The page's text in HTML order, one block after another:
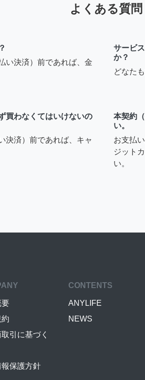
よくある質問
い決済）前であれば、金
サービ
か？
どなた
買わなくてはいけないの
決済）前であれば、キャ
本契約
い。
お支払
ジット
い。
要
引に基づく
保護方針
CONTENTS
ANYLIFE
NEWS